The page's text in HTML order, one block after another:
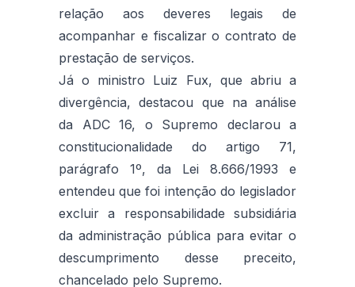
relação aos deveres legais de
acompanhar e fiscalizar o contrato de
prestação de serviços.
Já o ministro Luiz Fux, que abriu a
divergência, destacou que na análise
da ADC 16, o Supremo declarou a
constitucionalidade do artigo 71,
parágrafo 1º, da Lei 8.666/1993 e
entendeu que foi intenção do legislador
excluir a responsabilidade subsidiária
da administração pública para evitar o
descumprimento desse preceito,
chancelado pelo Supremo.